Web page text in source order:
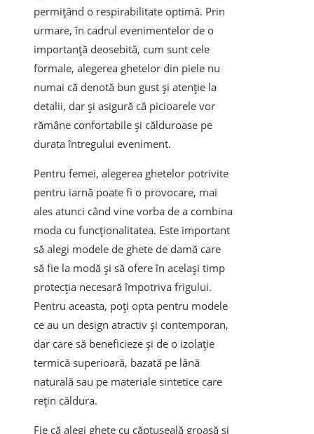
permițând o respirabilitate optimă. Prin
urmare, în cadrul evenimentelor de o
importanță deosebită, cum sunt cele
formale, alegerea ghetelor din piele nu
numai că denotă bun gust și atenție la
detalii, dar și asigură că picioarele vor
rămâne confortabile și călduroase pe
durata întregului eveniment.
Pentru femei, alegerea ghetelor potrivite
pentru iarnă poate fi o provocare, mai
ales atunci când vine vorba de a combina
moda cu funcționalitatea. Este important
să alegi modele de ghete de damă care
să fie la modă și să ofere în același timp
protecția necesară împotriva frigului.
Pentru aceasta, poți opta pentru modele
ce au un design atractiv și contemporan,
dar care să beneficieze și de o izolație
termică superioară, bazată pe lână
naturală sau pe materiale sintetice care
rețin căldura.
Fie că alegi ghete cu căptușeală groasă și